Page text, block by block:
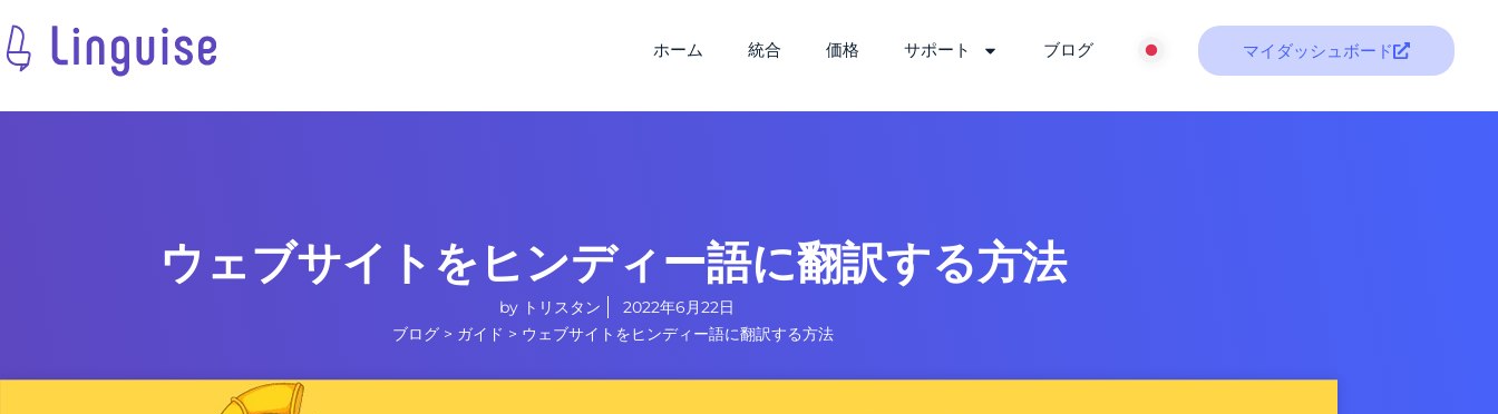
ホーム 統合 価格 サポート ブログ マイダッシュボード
ウェブサイトをヒンディー語に翻訳する方法
by トリスタン
2022年6月22日
ブログ > ガイド > ウェブサイトをヒンディー語に翻訳する方法